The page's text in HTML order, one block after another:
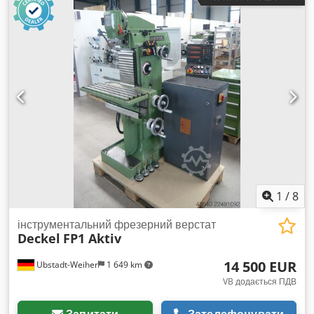
автоматична/ручна: 385 / 400 мм Вісь Z (вертикальна):
автоматична/ручна: 380 / 400 мм Комплектація: -
Стандартне обладнання - Поворотний стіл 460 x 800 мм -
Вертикальна фрезерна головка, з можливістю
переміщення, SK40/M16 - Гідравлічний верстатний затиск -
Автоматичний затискач інструменту - Автоматична
централізована змазка - Електронне ручне колесо -
Освітлювальний прилад для верстата - Піддон для стружки
Codezrmkdspfx Ahuoha - Захисний кожух - Система
охолодження - Різні затискні пристрої - Документація Стан:
робочий, може бути продемонстровано в робочому стані.
1 /8
Ubstadt-Weiher 1 649 km
інструментальний фрезерний верстат
Deckel FP1 Aktiv
14 500 EUR
VB додається ПДВ